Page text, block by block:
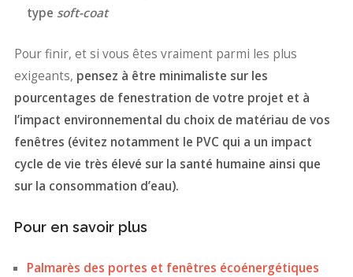
type soft-coat
Pour finir, et si vous êtes vraiment parmi les plus
exigeants, pensez à être minimaliste sur les
pourcentages de fenestration de votre projet et à
l’impact environnemental du choix de matériau de vos
fenêtres (évitez notamment le PVC qui a un impact
cycle de vie très élevé sur la santé humaine ainsi que
sur la consommation d’eau).
Pour en savoir plus
Palmarès des portes et fenêtres écoénergétiques